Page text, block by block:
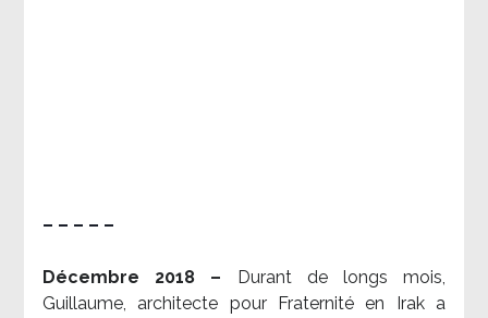
– – – – –
Décembre 2018 –
Durant de longs mois,
Guillaume, architecte pour Fraternité en Irak a